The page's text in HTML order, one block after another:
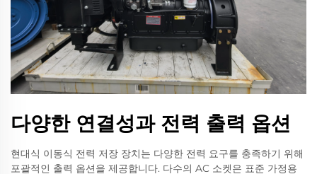
다양한 연결성과 전력 출력 옵션
현대식 이동식 전력 저장 장치는 다양한 전력 요구를 충족하기 위해
포괄적인 출력 옵션을 제공합니다. 다수의 AC 소켓은 표준 가정용